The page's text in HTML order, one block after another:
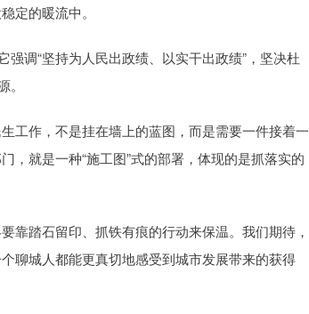
定的暖流中。
调“坚持为人民出政绩、以实干出政绩”，坚决杜
作，不是挂在墙上的蓝图，而是需要一件接着一
，就是一种“施工图”式的部署，体现的是抓落实的
踏石留印、抓铁有痕的行动来保温。我们期待，
聊城人都能更真切地感受到城市发展带来的获得